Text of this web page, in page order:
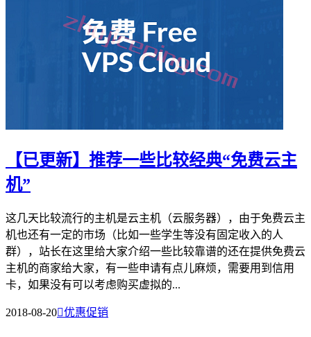
【已更新】推荐一些比较经典“免费云主
机”
这几天比较流行的主机是云主机（云服务器），由于免费云主
机也还有一定的市场（比如一些学生等没有固定收入的人
群），站长在这里给大家介绍一些比较靠谱的还在提供免费云
主机的商家给大家，有一些申请有点儿麻烦，需要用到信用
卡，如果没有可以考虑购买虚拟的...
2018-08-20优惠促销